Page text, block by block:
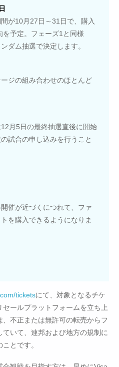
が10月27日～31日で、購入
予定。フェーズ1と同様
ダム抽選で決定します。
ジの組み合わせのほとんど
月5日の最終抽選直後に開始
試合の申し込みを行うこと
催が近づくにつれて、ファ
を購入できるようになりま
ticketsにて、対象となるチケ
ールプラットフォームを立ち上
不正または無許可の転売からフ
ていて、連邦および地方の規制に
とです。